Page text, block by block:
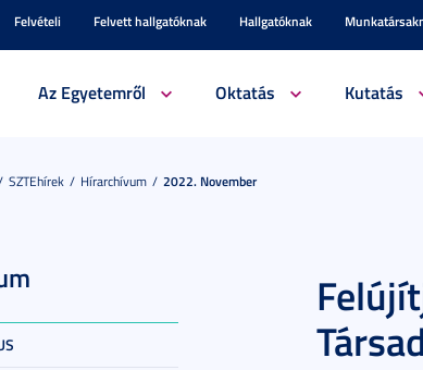
Felvételi Felvett hallgatóknak Hallgatóknak
Az Egyetemről Oktatás Kutatás
SZTEhírek Hírarchívum 2022. November